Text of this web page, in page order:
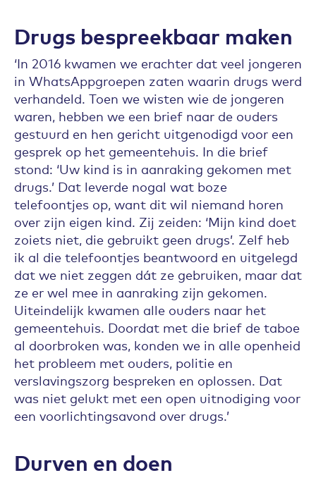
Drugs bespreekbaar maken
‘In 2016 kwamen we erachter dat veel jongeren
in WhatsAppgroepen zaten waarin drugs werd
verhandeld. Toen we wisten wie de jongeren
waren, hebben we een brief naar de ouders
gestuurd en hen gericht uitgenodigd voor een
gesprek op het gemeentehuis. In die brief
stond: ‘Uw kind is in aanraking gekomen met
drugs.’ Dat leverde nogal wat boze
telefoontjes op, want dit wil niemand horen
over zijn eigen kind. Zij zeiden: ‘Mijn kind doet
zoiets niet, die gebruikt geen drugs’. Zelf heb
ik al die telefoontjes beantwoord en uitgelegd
dat we niet zeggen dát ze gebruiken, maar dat
ze er wel mee in aanraking zijn gekomen.
Uiteindelijk kwamen alle ouders naar het
gemeentehuis. Doordat met die brief de taboe
al doorbroken was, konden we in alle openheid
het probleem met ouders, politie en
verslavingszorg bespreken en oplossen. Dat
was niet gelukt met een open uitnodiging voor
een voorlichtingsavond over drugs.’
Durven en doen